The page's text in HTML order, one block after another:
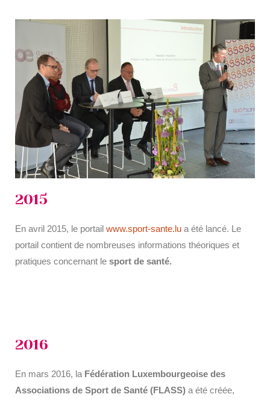
2015
En avril 2015, le portail www.sport-sante.lu a été lancé. Le
portail contient de nombreuses informations théoriques et
pratiques concernant le sport de santé.
2016
En mars 2016, la Fédération Luxembourgeoise des
Associations de Sport de Santé (FLASS) a été créée,